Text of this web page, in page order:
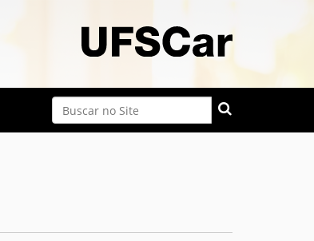
Busca
Busca Avançada…